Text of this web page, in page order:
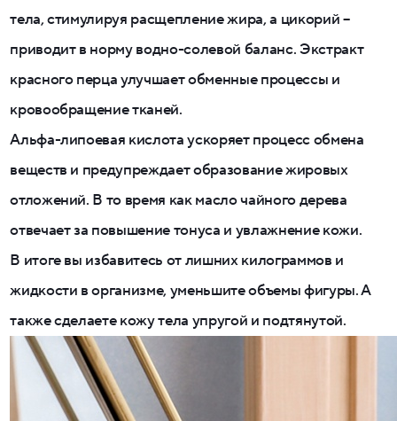
тела, стимулируя расщепление жира, а цикорий –
приводит в норму водно-солевой баланс. Экстракт
красного перца улучшает обменные процессы и
кровообращение тканей.
Альфа-липоевая кислота ускоряет процесс обмена
веществ и предупреждает образование жировых
отложений. В то время как масло чайного дерева
отвечает за повышение тонуса и увлажнение кожи.
В итоге вы избавитесь от лишних килограммов и
жидкости в организме, уменьшите объемы фигуры. А
также сделаете кожу тела упругой и подтянутой.